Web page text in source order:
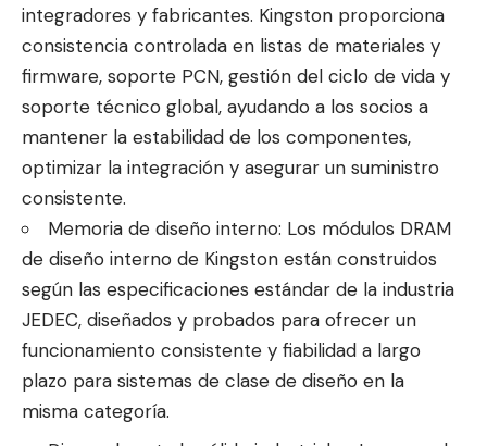
integradores y fabricantes. Kingston proporciona
consistencia controlada en listas de materiales y
firmware, soporte PCN, gestión del ciclo de vida y
soporte técnico global, ayudando a los socios a
mantener la estabilidad de los componentes,
optimizar la integración y asegurar un suministro
consistente.
Memoria de diseño interno: Los módulos DRAM
de diseño interno de Kingston están construidos
según las especificaciones estándar de la industria
JEDEC, diseñados y probados para ofrecer un
funcionamiento consistente y fiabilidad a largo
plazo para sistemas de clase de diseño en la
misma categoría.